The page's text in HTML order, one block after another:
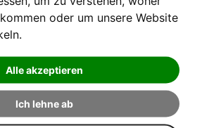
oder um unsere Website
Alle akzeptieren
Ich lehne ab
[sofort verfügbar]
PIANO SOLOS